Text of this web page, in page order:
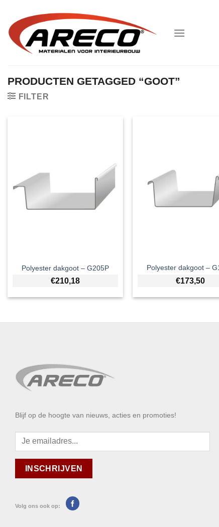
inhoud
PRODUCTEN GETAGGED “GOOT”
FILTER
Polyester dakgoot – G205P
€210,18
Polyester dakgoot –
€173,50
Blijf op de hoogte van nieuws, acties en promoties!
Volg ons ook op: